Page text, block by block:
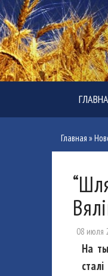
Главная »
08 июля
На